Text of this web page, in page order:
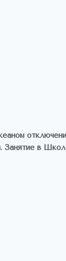
Занятие в